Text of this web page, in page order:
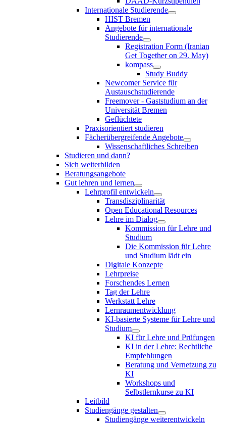
Internationale Studierende
HIST Bremen
Angebote für internationale
Studierende
Registration Form (Iranian
Get Together on 29. May)
kompass
Study Buddy
Newcomer Service für
Austauschstudierende
Freemover - Gaststudium an der
Universität Bremen
Geflüchtete
Praxisorientiert studieren
Fächerübergreifende Angebote
Wissenschaftliches Schreiben
Studieren und dann?
Sich weiterbilden
Beratungsangebote
Gut lehren und lernen
Lehrprofil entwickeln
Transdisziplinarität
Open Educational Resources
Lehre im Dialog
Kommission für Lehre und
Studium
Die Kommission für Lehre
und Studium lädt ein
Digitale Konzepte
Lehrpreise
Forschendes Lernen
Tag der Lehre
Werkstatt Lehre
Lernraumentwicklung
KI-basierte Systeme für Lehre und
Studium
KI für Lehre und Prüfungen
KI in der Lehre: Rechtliche
Empfehlungen
Beratung und Vernetzung zu
KI
Workshops und
Selbstlernkurse zu KI
Leitbild
Studiengänge gestalten
Studiengänge weiterentwickeln